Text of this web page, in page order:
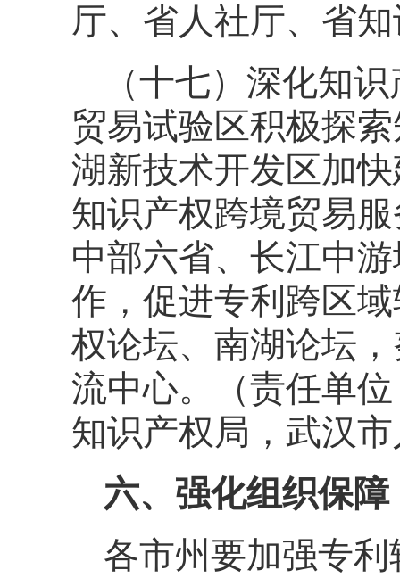
厅、省人社厅、省
（十七）深化知
贸易试验区积极探
湖新技术开发区加
知识产权跨境贸易
中部六省、长江中
作，促进专利跨区
权论坛、南湖论坛
流中心。（责任单
知识产权局，武汉
六、强化组织保障
各市州要加强专